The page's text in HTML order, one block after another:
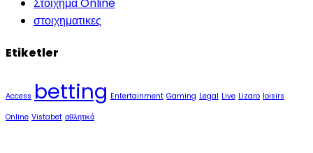
στοιχηματικες
Etiketler
Access betting Entertainment Gaming Legal Live Lizaro loisirs
Online Vistabet αθλητικά